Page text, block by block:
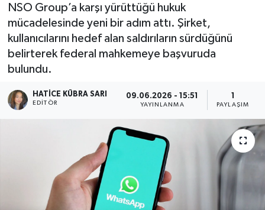
NSO Group’a karşı yürüttüğü hukuk
mücadelesinde yeni bir adım attı. Şirket,
kullanıcılarını hedef alan saldırıların sürdüğünü
belirterek federal mahkemeye başvuruda
bulundu.
HATICE KÜBRA SARI
EDITÖR
09.06.2026 - 15:51
YAYINLANMA
1
PAYLAŞIM